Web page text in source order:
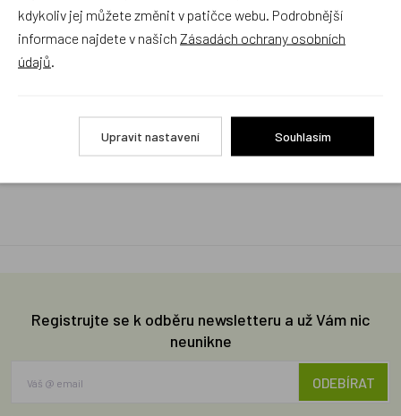
Milujeme české výrobky
Objednávky obsahující jen skladové položky
expedujeme i v den objednávky, ostatní dle dodací
Registrujte se k odběru newsletteru a už Vám nic
neunikne
ODEBÍRAT
kdykoliv jej můžete změnit v patičce webu. Podrobnější
informace najdete v našich Zásadách ochrany osobních
údajů
Upravit nastavení Souhlasím